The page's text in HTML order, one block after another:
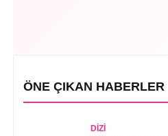
ÖNE ÇIKAN HABERLER
DIZI